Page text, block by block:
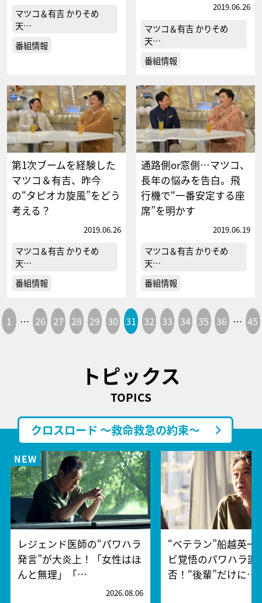
マツコ＆有吉 かりそめ
天…
番組情報
2019.06.26
マツコ＆有吉 かりそめ
天…
番組情報
第1次ブームを経験した
マツコ＆有吉、昨今
の“タピオカ旋風”をどう
考える？
2019.06.26
マツコ＆有吉 かりそめ
天…
番組情報
通路側or窓側…マツコ、
長年の悩みを告白。飛
行機で“一番安定する座
席”を明かす
2019.06.19
マツコ＆有吉 かりそめ
天…
番組情報
1 … 26 27 28 29 30 31 32 33 34 35 36 … 45
トピックス
TOPICS
クロスロード ～救命救急の約束～
レジェンド医師の“パワハラ
発言”が大炎上！「女性はほ
んと無理」「…
2026.08.06
“ベテラン”船越英一
ビ覚悟のパワハラ謝
否！“後輩”だけに…